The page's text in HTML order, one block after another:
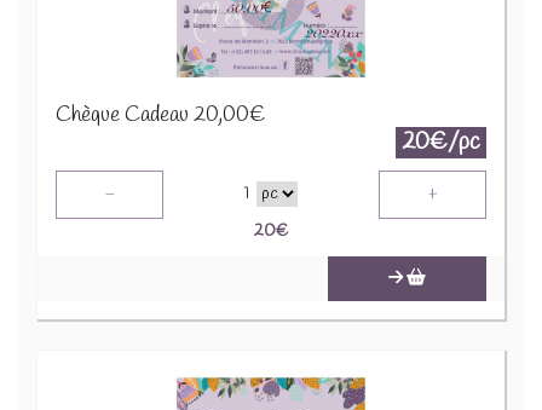
Chèque Cadeau 20,00€
20€/pc
- 1 +
20€